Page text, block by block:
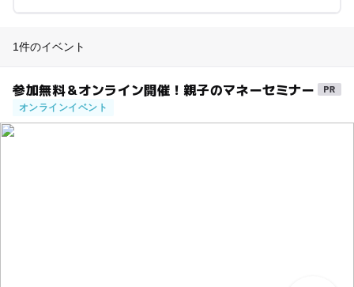
1件のイベント
参加無料＆オンライン開催！親子のマネーセミナー
オンラインイベント